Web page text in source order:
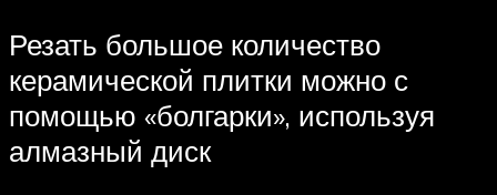
Резать большое количество
керамической плитки можно с
помощью «болгарки», используя
алмазный диск